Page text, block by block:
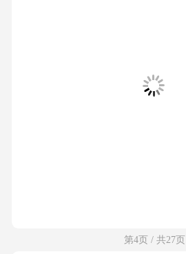
第4页 / 共27页